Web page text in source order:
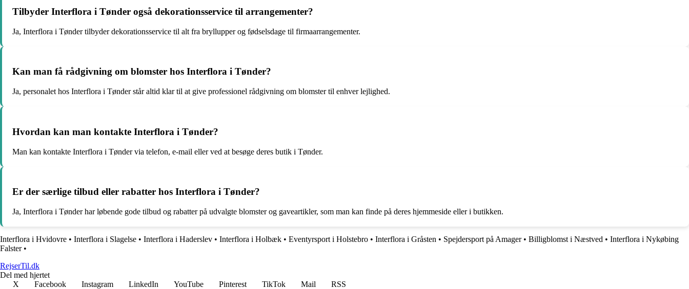
Tilbyder Interflora i Tønder også dekorationsservice til arrangementer?
Ja, Interflora i Tønder tilbyder dekorationsservice til alt fra bryllupper og fødselsdage til firmaarrangementer.
Kan man få rådgivning om blomster hos Interflora i Tønder?
Ja, personalet hos Interflora i Tønder står altid klar til at give professionel rådgivning om blomster til enhver lejlighed.
Hvordan kan man kontakte Interflora i Tønder?
Man kan kontakte Interflora i Tønder via telefon, e-mail eller ved at besøge deres butik i Tønder.
Er der særlige tilbud eller rabatter hos Interflora i Tønder?
Ja, Interflora i Tønder har løbende gode tilbud og rabatter på udvalgte blomster og gaveartikler, som man kan finde på deres hjemmeside eller i butikken.
Interflora i Hvidovre • Interflora i Slagelse • Interflora i Haderslev • Interflora i Holbæk • Eventyrsport i Holstebro • Interflora i Gråsten • Spejdersport på Amager• Billigblomst i Næstved • Interflora i Nykøbing
Falster•
RejserTil.dk
Del med hjertet
X
Facebook Instagram LinkedIn YouTube Pinterest TikTok Mail
RSS